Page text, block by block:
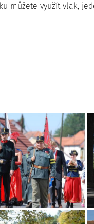
můžete využít vlak,